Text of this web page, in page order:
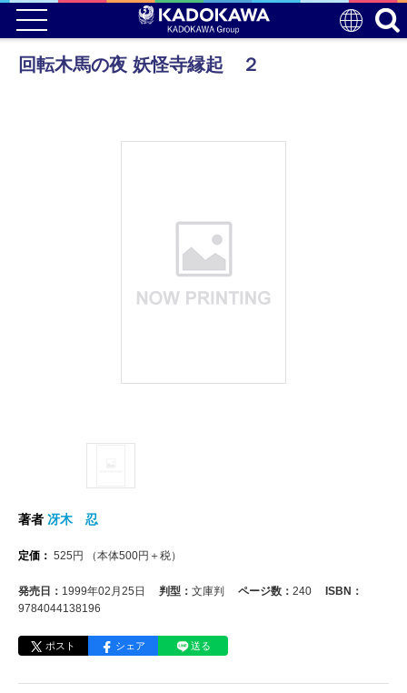
回転木馬の夜 妖怪寺縁起 ２
著者 冴木 忍
定価： 525 円 （本体500円＋税）
発売日： 1999年02月25日 判型： 文庫判 ページ数： 240
ISBN：
9784044138196
ポスト シェア 送る